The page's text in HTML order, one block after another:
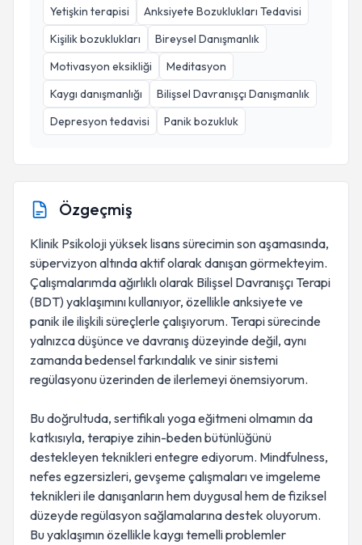
Yetişkin terapisi
Anksiyete Bozuklukları Tedavisi
Kişilik bozuklukları
Bireysel Danışmanlık
Motivasyon eksikliği
Meditasyon
Kaygı danışmanlığı
Bilişsel Davranışçı Danışmanlık
Depresyon tedavisi
Panik bozukluk
Özgeçmiş
Klinik Psikoloji yüksek lisans sürecimin son aşamasında,
süpervizyon altında aktif olarak danışan görmekteyim.
Çalışmalarımda ağırlıklı olarak Bilişsel Davranışçı Terapi
(BDT) yaklaşımını kullanıyor, özellikle anksiyete ve
panik ile ilişkili süreçlerle çalışıyorum. Terapi sürecinde
yalnızca düşünce ve davranış düzeyinde değil, aynı
zamanda bedensel farkındalık ve sinir sistemi
regülasyonu üzerinden de ilerlemeyi önemsiyorum.
Bu doğrultuda, sertifikalı yoga eğitmeni olmamın da
katkısıyla, terapiye zihin-beden bütünlüğünü
destekleyen teknikleri entegre ediyorum. Mindfulness,
nefes egzersizleri, gevşeme çalışmaları ve imgeleme
teknikleri ile danışanların hem duygusal hem de fiziksel
düzeyde regülasyon sağlamalarına destek oluyorum.
Bu yaklaşımın özellikle kaygı temelli problemler